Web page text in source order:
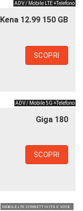
ADV / Mobile LTE +Telefono
Kena 12.99 150 GB
SCOPRI
ADV / Mobile 5G +Telefono
Giga 180
SCOPRI
MOBILE LTE CONNETTIVITÀ E VOCE